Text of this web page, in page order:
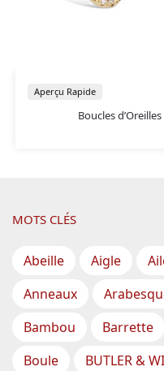
Boucles
Aperçu Rapide
MOTS CLÉS
Abeille Aigle
Anneaux
Bambou
Barrette
Boule
BUTLER &